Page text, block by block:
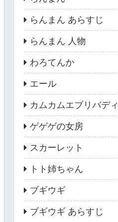
らんまん あらすじ
らんまん 人物
わろてんか
エール
カムカムエブリバディ
ゲゲゲの女房
スカーレット
トト姉ちゃん
ブギウギ
ブギウギ あらすじ